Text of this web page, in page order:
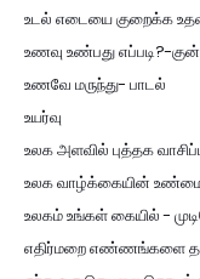
உடல் எடையை குறைக்க
உணவு உண்பது எப்படி?-
உணவே மருந்து- பாடல்
உயர்வு
உலக அளவில் புத்தக
உலக வாழ்க்கையின்
உலகம் உங்கள் கையில் -
எதிர்மறை எண்ணங்களை